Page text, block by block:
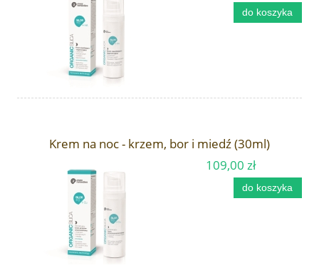
do koszyka
Krem na noc - krzem, bor i miedź (30ml)
109,00 zł
do koszyka